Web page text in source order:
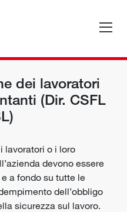
dei lavoratori
(Dir. CSFL
lavoratori o i loro
devono essere
a fondo su tutte le
dell’obbligo
sicurezza sul lavoro.